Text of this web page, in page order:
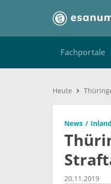
Fachportale
Heute
News Inland
20.11.2019